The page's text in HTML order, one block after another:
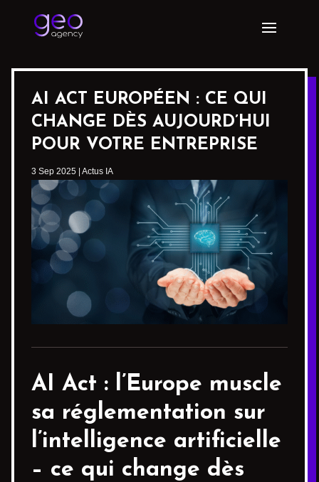
AI ACT EUROPÉEN : CE QUI
CHANGE DÈS AUJOURD’HUI
POUR VOTRE ENTREPRISE
3 Sep 2025 Actus IA
AI Act : l’Europe muscle
sa réglementation sur
l’intelligence artificielle
– ce qui change dès